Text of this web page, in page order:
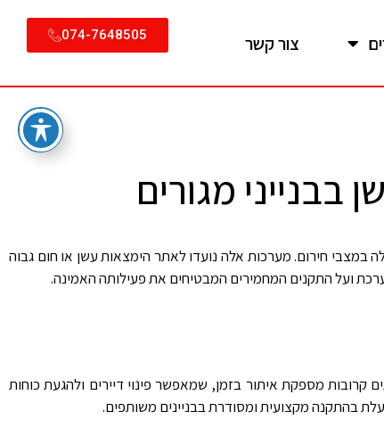
צור קשר 074-7648505
מגורים
במצבי חירום. מערכות אלה נועדו לאתר הימצאות עשן או חום גבוה
ועל התקנים המחמירים המבטיחים את פעילותה האמינה.
קרובות מספקת איתור בזמן, שמאפשר פינוי דיירים ולהגעת כוחות
בהתקנה מקצועית ומסודרת בבניינים משותפים.